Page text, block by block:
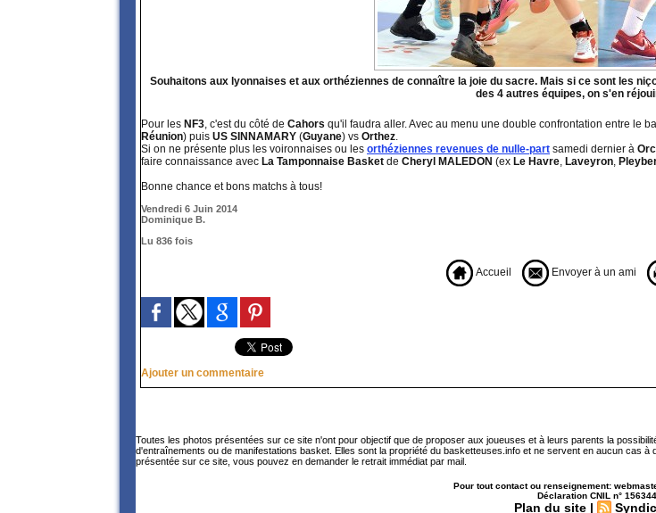
Souhaitons aux lyonnaises et aux orthéziennes de connaître la joie du sacre. Mais si ce sont les
des 4 autres équipes, on s'en
Pour les NF3, c'est du côté de Cahors qu'il faudra aller. Avec au menu une double confrontation entre le
Réunion) puis US SINNAMARY (Guyane) vs Orthez.
Si on ne présente plus les voironnaises ou les orthéziennes revenues de nulle-part samedi dernier à
faire connaissance avec La Tamponnaise Basket de Cheryl MALEDON (ex Le Havre, Laveyron,
Bonne chance et bons matchs à tous!
Vendredi 6 Juin 2014
Dominique B.
Lu 836 fois
Accueil
Envoyer à un ami
Ajouter un commentaire
Toutes les photos présentées sur ce site n'ont pour objectif que de proposer aux joueuses et à leurs parents la
d'entraînements ou de manifestations basket. Elles sont la propriété du basketteuses.info et ne servent en aucun cas
présentée sur ce site, vous pouvez en demander le retrait immédiat par mail.
Pour tout contact ou renseignement:
Déclaration CNIL n°
Plan du site |